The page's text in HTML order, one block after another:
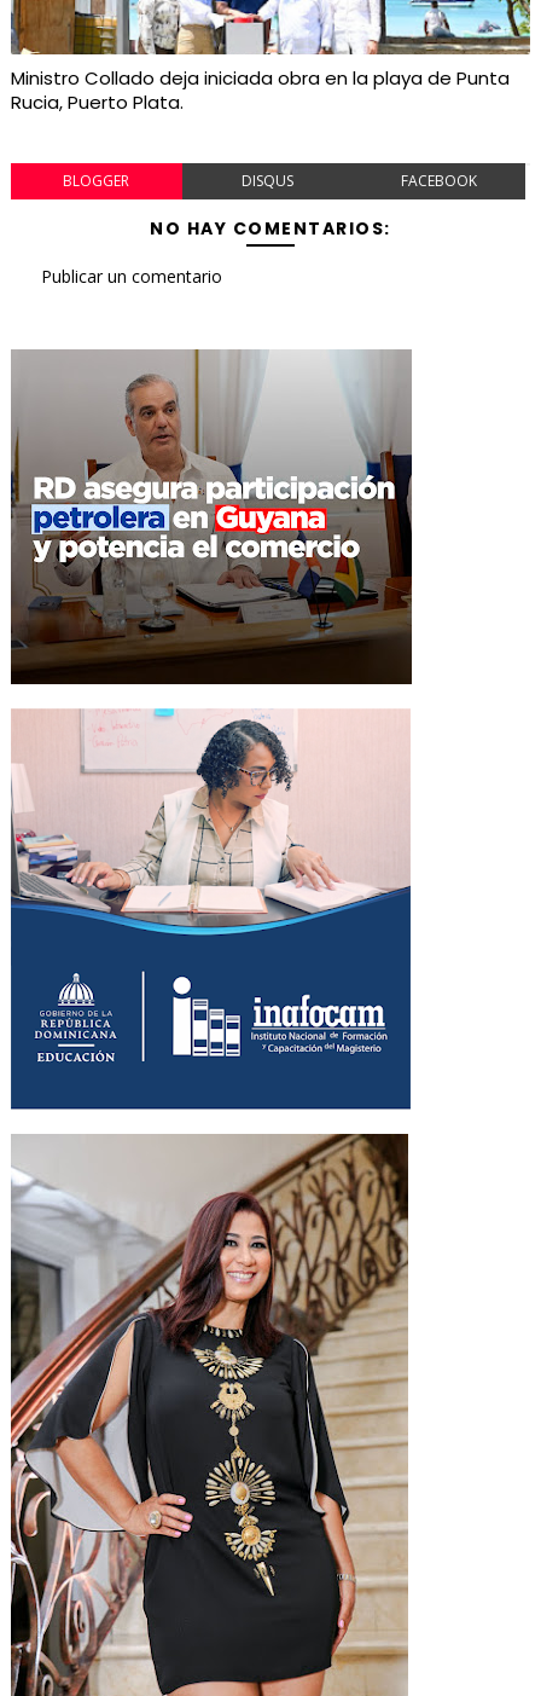
Ministro Collado deja iniciada obra en la playa de Punta
Rucia, Puerto Plata.
BLOGGER DISQUS FACEBOOK
NO HAY COMENTARIOS:
Publicar un comentario